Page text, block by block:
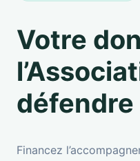
Votre
Financez